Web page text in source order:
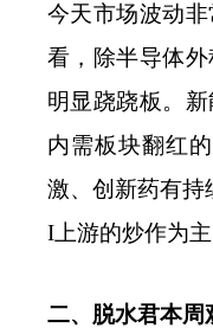
今天市场波动
看，除半导体
明显跷跷板。
内需板块翻红
激、创新药有
I上游的炒作为
二、脱水君本周